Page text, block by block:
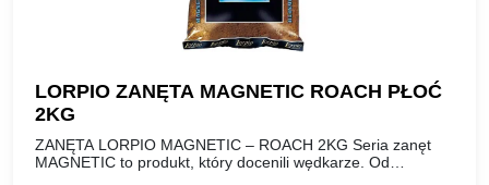
LORPIO ZANĘTA MAGNETIC ROACH PŁOĆ
2KG
ZANĘTA LORPIO MAGNETIC – ROACH 2KG Seria zanęt
MAGNETIC to produkt, który docenili wędkarze. Od